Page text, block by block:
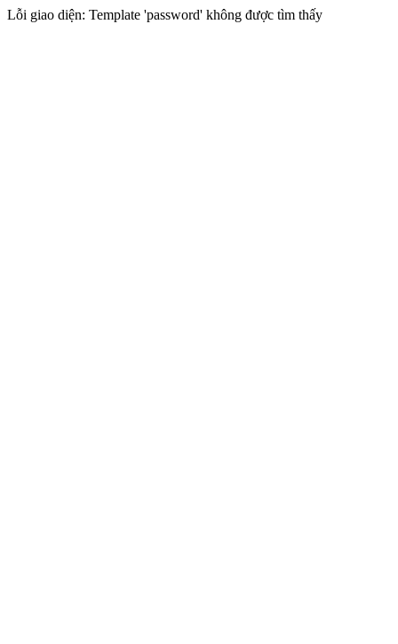
Lỗi giao diện: Template 'password' không được tìm thấy